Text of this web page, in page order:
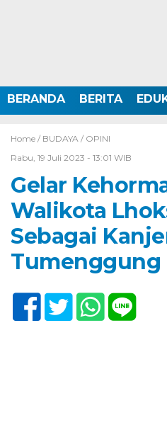
BERANDA BERITA
Home / BUDAYA / OPINI
Rabu, 19 Juli 2023 - 13:01 WIB
Gelar
Walikota
Sebagai
Tumenggung